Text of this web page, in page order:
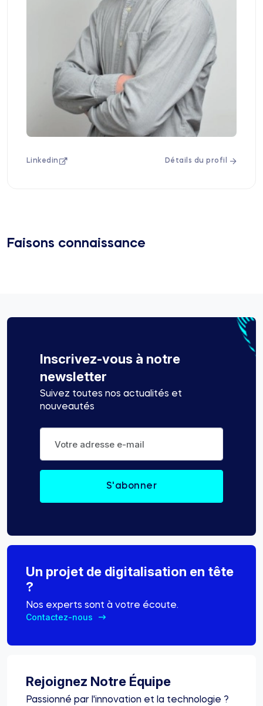
Linkedin Détails du profil
Faisons connaissance
Inscrivez-vous à notre
newsletter
Suivez toutes nos actualités et
nouveautés
Un projet de digitalisation en tête
?
Nos experts sont à votre écoute.
Contactez-nous
Rejoignez Notre Équipe
Passionné par l'innovation et la technologie ?